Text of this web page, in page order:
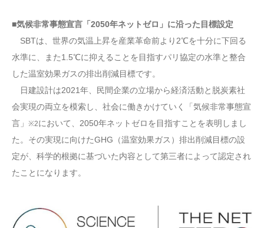
■気候非常事態宣言「2050年ネットゼロ」に沿った目標設定
SBTは、世界の気温上昇を産業革命前より2℃を十分に下回る
水準に、また1.5℃に抑えることを目指すパリ協定の水準と整合
した温室効果ガスの排出削減目標です。
日建設計は2021年、民間企業の立場から経済活動と脱炭素社
会実現の両立を模索し、社会に働きかけていく「気候非常事態宣
言」 ※2において、2050年ネットゼロを目指すことを表明しまし
た。その実現に向けたGHG（温室効果ガス）排出削減目標の設
定が、科学的根拠に基づいた内容として第三者によって認定され
たことになります。